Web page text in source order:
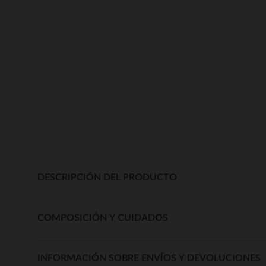
DESCRIPCIÓN DEL PRODUCTO
COMPOSICIÓN Y CUIDADOS
INFORMACIÓN SOBRE ENVÍOS Y DEVOLUCIONES